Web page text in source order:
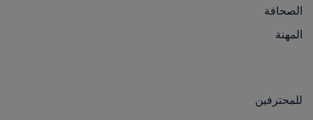
الصحافة
المهنة
للمحترفين